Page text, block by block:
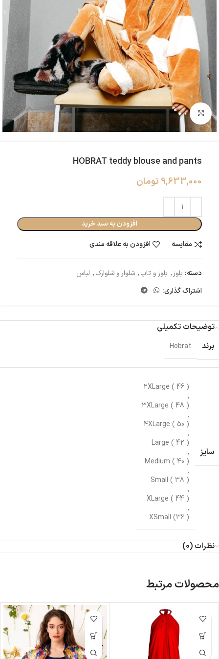
بزرگنمایی تصویر
HOBRAT teddy blouse and pants
9,633,000 تومان
افزودن به سبد خرید
مقایسه
افزودن به علاقه مندی
دسته: بلوز, بلوز و تاپ, شلوار و شلوارک, لباس
اشتراک گذاری:
توضیحات تکمیلی
برند
Hobrat
سایز
2XLarge ( 46 )
,
3XLarge ( 48 )
,
4XLarge ( 50 )
,
Large ( 42 )
,
Medium ( 40 )
,
Small ( 38 )
,
XLarge ( 44 )
,
XSmall (36 )
نظرات (0)
محصولات مرتبط